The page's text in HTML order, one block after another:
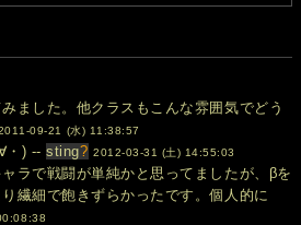
ました。他クラスもこんな雰囲気でどう
09-21 (水) 11:38:57
・) --sting? 2012-03-31 (土) 14:55:03
ラで戦闘が単純かと思ってましたが、βを
繊細で飽きずらかったです。個人的に